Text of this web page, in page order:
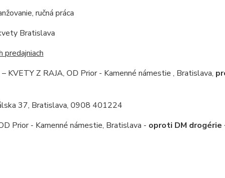
ručná práca
Bratislava
predajniach
KVETY Z RAJA, OD Prior - Kamenné námestie , Bratislava,
37, Bratislava, 0908 401224
Prior - Kamenné námestie, Bratislava - oproti DM drogérie